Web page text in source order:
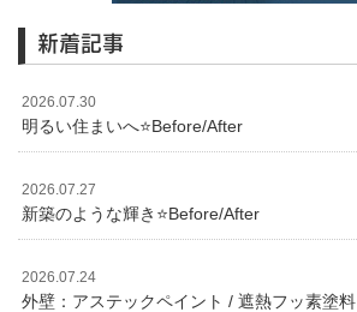
新着記事
2026.07.30
明るい住まいへ⭐️Before/After
2026.07.27
新築のような輝き⭐️Before/After
2026.07.24
外壁：アステックペイント / 遮熱フッ素塗料